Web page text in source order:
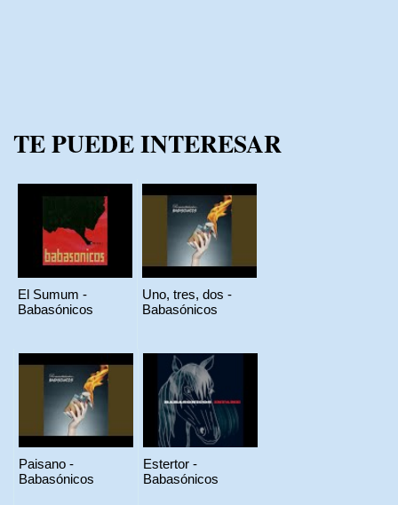
TE PUEDE INTERESAR
El Sumum -
Babasónicos
Uno, tres, dos -
Babasónicos
Paisano -
Babasónicos
Estertor -
Babasónicos